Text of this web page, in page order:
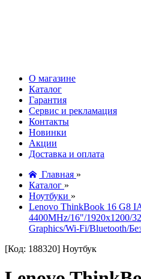
О магазине
Каталог
Гарантия
Сервис и рекламация
Контакты
Новинки
Акции
Доставка и оплата
Главная »
Каталог »
Ноутбуки »
Lenovo ThinkBook 16 G8
4400MHz/16"/1920x1200/
Graphics/Wi-Fi/Bluetooth/
[Код: 188320] Ноутбук